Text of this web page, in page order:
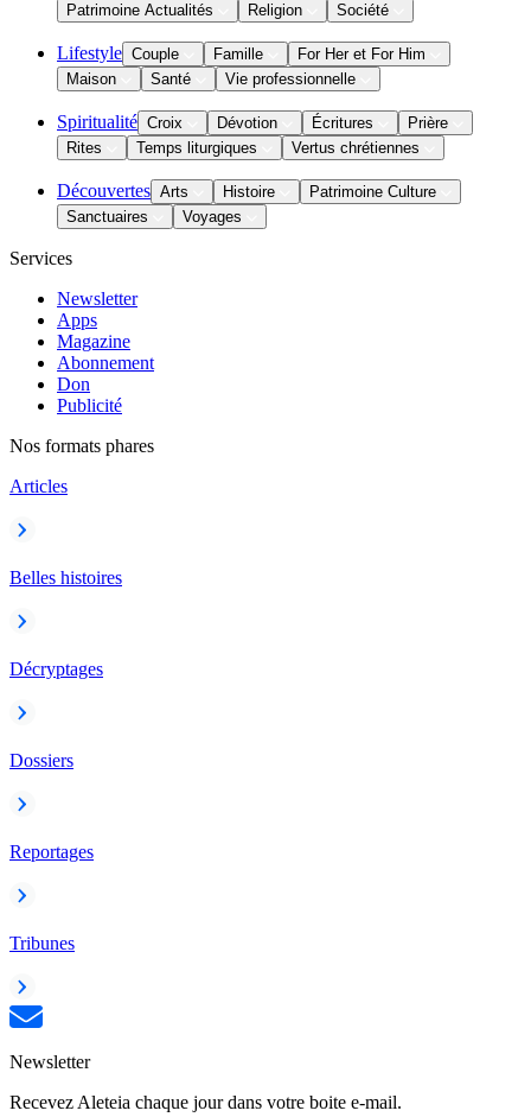
Patrimoine Actualités
Religion Société
Lifestyle Couple Famille
For Her et For Him
Maison
Santé Vie professionnelle
Spiritualité Croix Dévotion Écritures
Prière
Rites
Temps liturgiques Vertus chrétiennes
Découvertes Arts Histoire
Patrimoine Culture
Sanctuaires
Voyages
Services
Newsletter
Apps
Magazine
Abonnement
Don
Publicité
Nos formats phares
Articles
Belles histoires
Décryptages
Dossiers
Reportages
Tribunes
Newsletter
Recevez Aleteia chaque jour dans votre boite e-mail.